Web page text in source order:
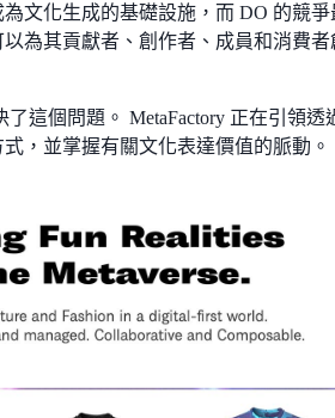
文化生成的基礎設施，而 DO 的競爭
為其貢獻者、創作者、成員和消費者
了這個問題。 MetaFactory 正在引領透
，並掌握有關文化表達價值的脈動。